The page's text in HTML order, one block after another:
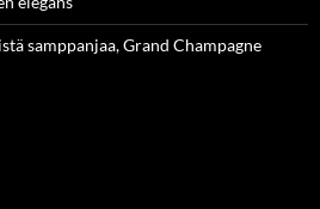
samppanjaa, Grand Champagne